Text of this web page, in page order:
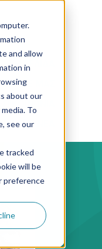
and allow
in
about our
To
see our
tracked
will be
preference
ΣΕΛΙΔΑ
ΜΕ ΜΑΣ